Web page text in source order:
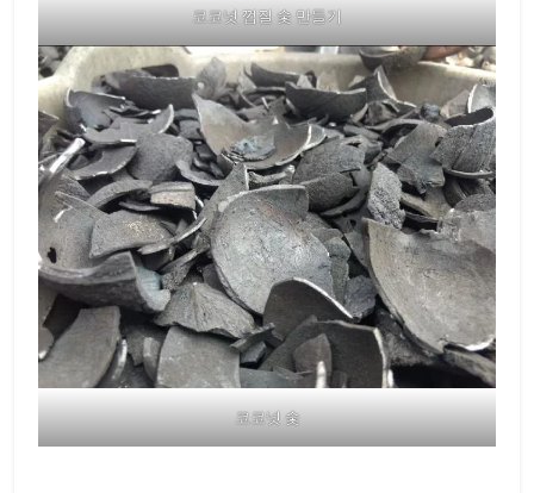
코코넛 껍질 숯 만들기
코코넛 숯